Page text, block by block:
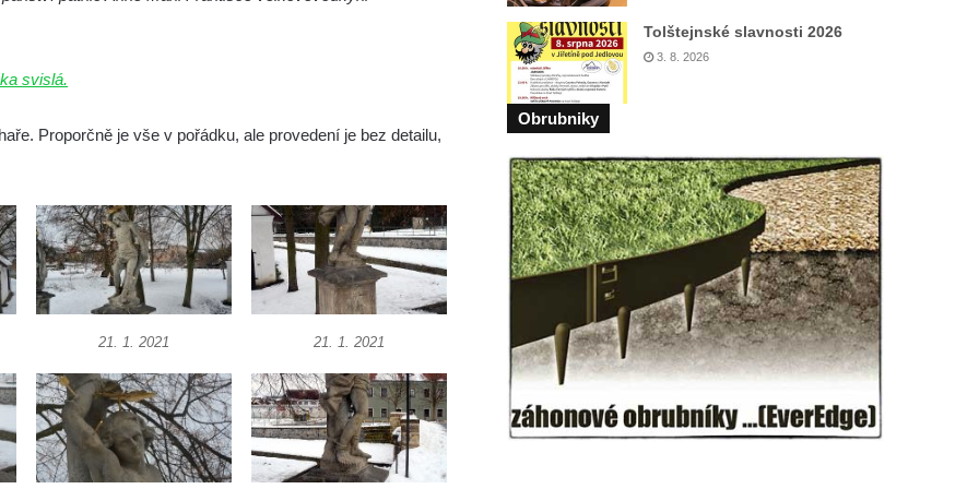
svislá.
Proporčně je vše v pořádku, ale provedení je bez detailu,
21. 1. 2021 21. 1. 2021
Tolštejnské slavnosti 2026
3. 8. 2026
Obrubniky